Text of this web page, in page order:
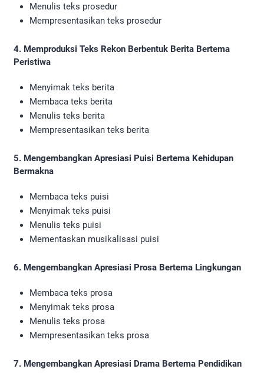
Menulis teks prosedur
Mempresentasikan teks prosedur
4. Memproduksi Teks Rekon Berbentuk Berita Bertema
Peristiwa
Menyimak teks berita
Membaca teks berita
Menulis teks berita
Mempresentasikan teks berita
5. Mengembangkan Apresiasi Puisi Bertema Kehidupan
Bermakna
Membaca teks puisi
Menyimak teks puisi
Menulis teks puisi
Mementaskan musikalisasi puisi
6. Mengembangkan Apresiasi Prosa Bertema Lingkungan
Membaca teks prosa
Menyimak teks prosa
Menulis teks prosa
Mempresentasikan teks prosa
7. Mengembangkan Apresiasi Drama Bertema Pendidikan